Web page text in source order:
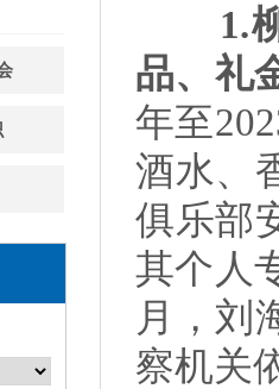
1.
品、礼
年至
酒水、
俱乐部
其个人
月，刘
察机关